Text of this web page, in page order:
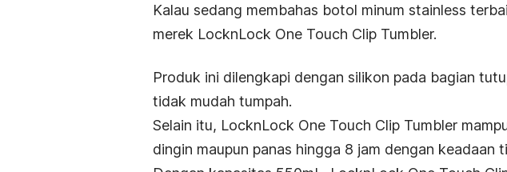
Kalau sedang membahas botol minum stainless
merek LocknLock One Touch Clip Tumbler.
Produk ini dilengkapi dengan silikon pada bagian
tidak mudah tumpah.
Selain itu, LocknLock One Touch Clip Tumbler
dingin maupun panas hingga 8 jam dengan keadaan